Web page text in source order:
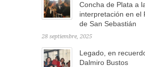
Concha de Plata a
interpretación en el
de San Sebastián
28 septiembre, 2025
Legado, en
Dalmiro Bustos